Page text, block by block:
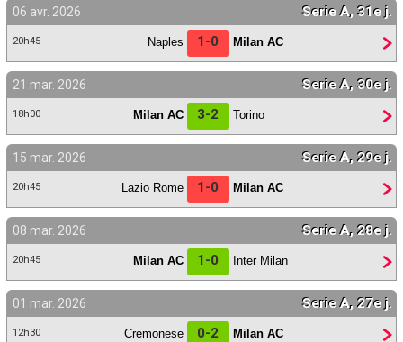
06 avr. 2026 Serie A, 31e j.
20h45 Naples 1-0 Milan AC
21 mar. 2026 Serie A, 30e j.
18h00 Milan AC 3-2 Torino
15 mar. 2026 Serie A, 29e j.
20h45 Lazio Rome 1-0 Milan AC
08 mar. 2026 Serie A, 28e j.
20h45 Milan AC 1-0 Inter Milan
01 mar. 2026 Serie A, 27e j.
12h30 Cremonese 0-2 Milan AC